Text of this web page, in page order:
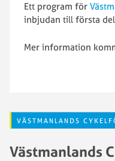
Ett program för
inbjudan till första
Mer information
VÄSTMANLANDS
Västmanlands